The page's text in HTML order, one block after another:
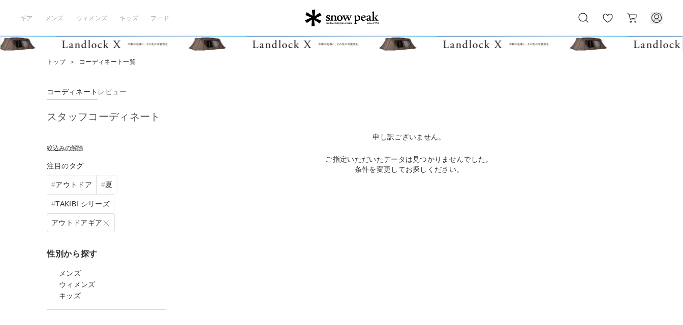
ギア メンズ ウィメンズ キッズ フード
気
に
ー
ト
トップ ＞ コーディネート一覧
コーディネート レビュー
スタッフコーディネート
絞込みの解除
注目のタグ
アウトドア 夏
TAKIBI シリーズ
アウトドアギア
性別から探す
メンズ
ウィメンズ
キッズ
申し訳ございません。
ご指定いただいたデータは見つかりませんでした。
条件を変更してお探しください。